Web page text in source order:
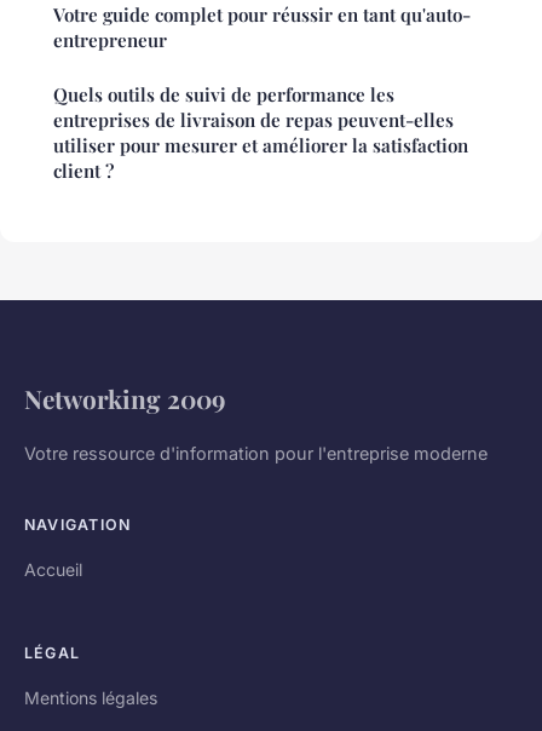
Votre guide complet pour réussir en tant qu'auto-
entrepreneur
Quels outils de suivi de performance les
entreprises de livraison de repas peuvent-elles
utiliser pour mesurer et améliorer la satisfaction
client ?
Networking 2009
Votre ressource d'information pour l'entreprise moderne
NAVIGATION
Accueil
LÉGAL
Mentions légales